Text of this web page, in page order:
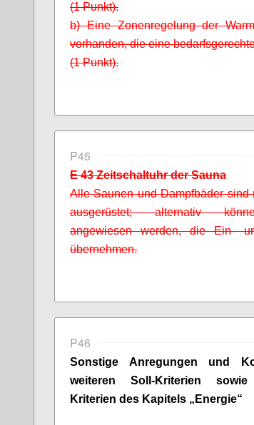
(1 Punkt).
b) Eine Zonenregelung der
vorhanden, die eine
(1 Punkt).
P45
E 43 Zeitschaltuhr der Sauna
Alle Saunen und Dampfbäder sind
ausgerüstet; alternativ
angewiesen werden, die Ein-
übernehmen.
P46
Sonstige Anregungen und
weiteren Soll-Kriterien
Kriterien des Kapitels „ Energie“